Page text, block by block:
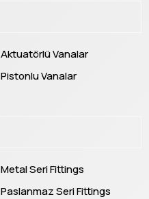
Aktuatörlü Vanalar
Pistonlu Vanalar
Metal Seri Fittings
Paslanmaz Seri Fittings